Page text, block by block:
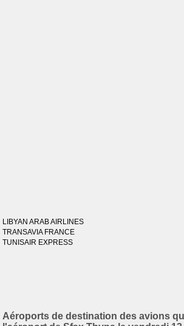
LIBYAN ARAB AIRLINES
TRANSAVIA FRANCE
TUNISAIR EXPRESS
Aéroports de destination des avions